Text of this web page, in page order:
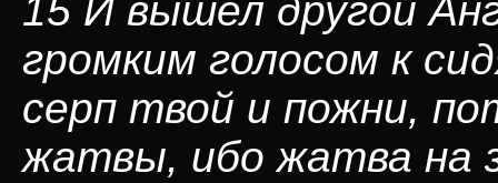
15 И вышел другой
громким голосом к
серп твой и пожни,
жатвы, ибо жатва на